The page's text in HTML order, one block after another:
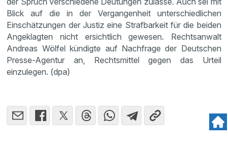
Blick auf die in der Vergangenheit unterschiedlichen
Einschätzungen der Justiz eine Strafbarkeit für die beiden
Angeklagten nicht ersichtlich gewesen. Rechtsanwalt
Andreas Wölfel kündigte auf Nachfrage der Deutschen
Presse-Agentur an, Rechtsmittel gegen das Urteil
einzulegen. (dpa)